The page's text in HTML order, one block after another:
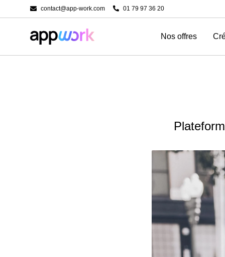
contact@app-work.com 01 79 97 36 20
Nos offres